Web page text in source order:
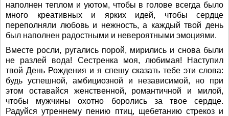
наполнен теплом и уютом, чтобы в голове всегда было
много креативных и ярких идей, чтобы сердце
переполняли любовь и нежность, а каждый твой день
был наполнен радостными и невероятными эмоциями.
Вместе росли, ругались порой, мирились и снова были
не разлей вода! Сестренка моя, любимая! Наступил
твой День Рождения и я спешу сказать тебе эти слова:
будь успешной, амбициозной и независимой, но при
этом оставайся женственной, романтичной и милой,
чтобы мужчины охотно боролись за твое сердце.
Радуйся утреннему пению птиц, щебетанию стрекоз и